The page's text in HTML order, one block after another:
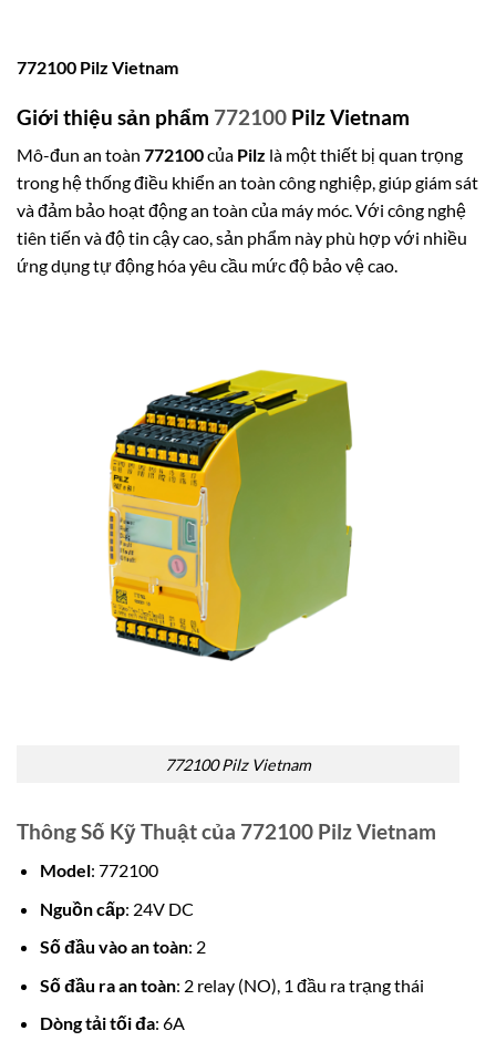
772100 Pilz Vietnam
Giới thiệu sản phẩm 772100 Pilz Vietnam
Mô-đun an toàn 772100của Pilz là một thiết bị quan trọng
trong hệ thống điều khiển an toàn công nghiệp, giúp giám sát
và đảm bảo hoạt động an toàn của máy móc. Với công nghệ
tiên tiến và độ tin cậy cao, sản phẩm này phù hợp với nhiều
ứng dụng tự động hóa yêu cầu mức độ bảo vệ cao.
772100 Pilz Vietnam
Thông Số Kỹ Thuật của 772100 Pilz Vietnam
Model: 772100
Nguồn cấp: 24V DC
Số đầu vào an toàn: 2
Số đầu ra an toàn: 2 relay (NO), 1 đầu ra trạng thái
Dòng tải tối đa: 6A